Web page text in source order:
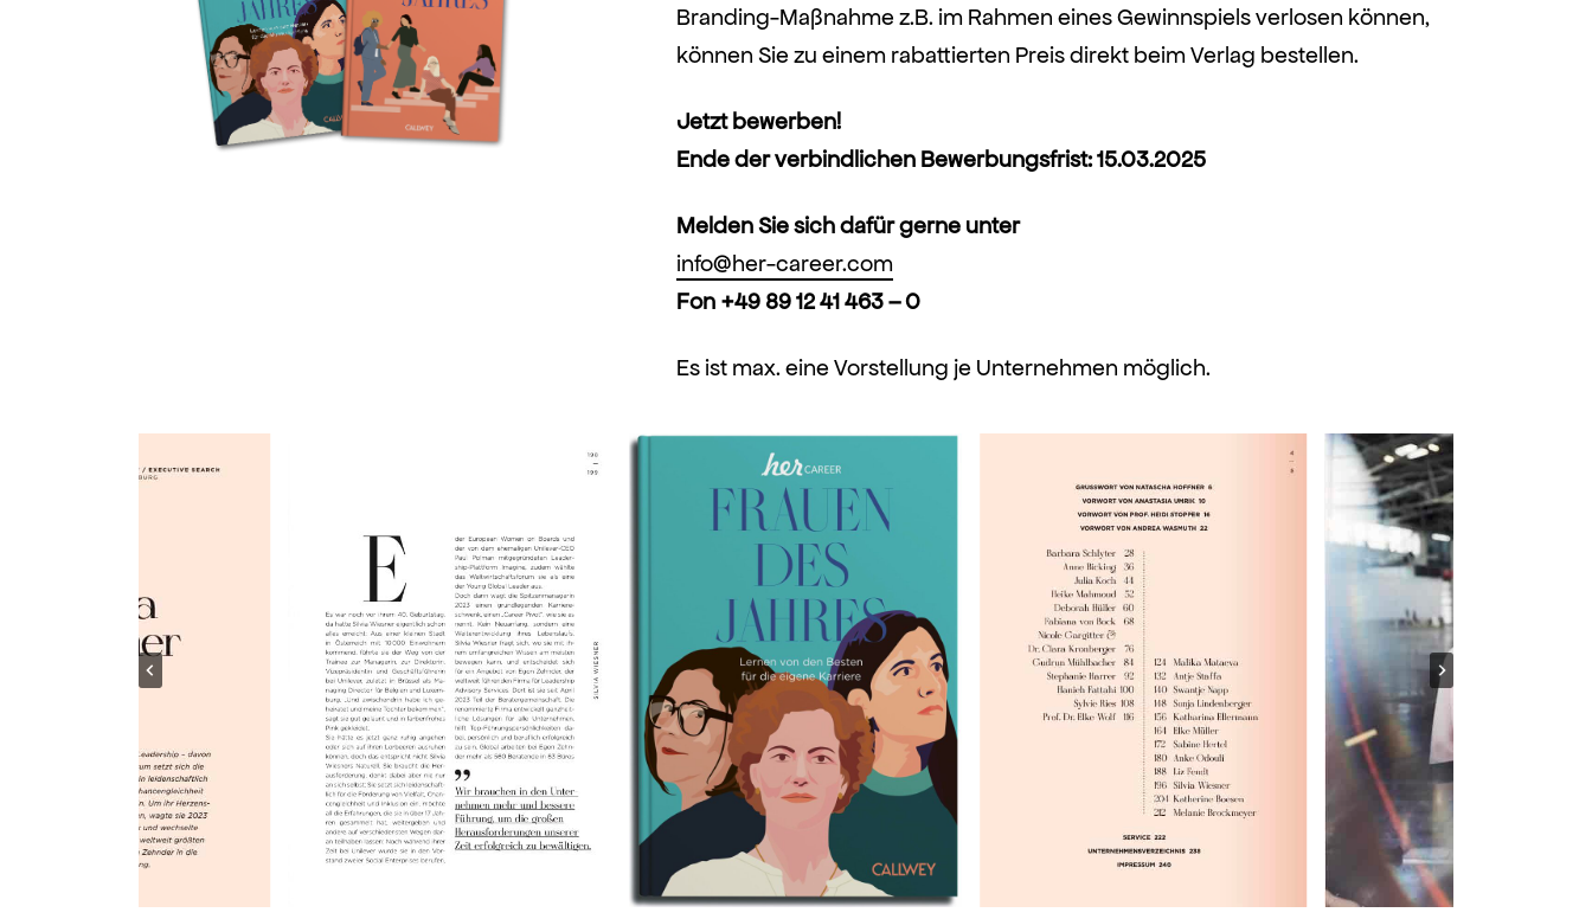
Branding-Maßnahme z.B. im Rahmen eines Gewinnspiels verlosen können,
können Sie zu einem rabattierten Preis direkt beim Verlag bestellen.
Jetzt bewerben!
Ende der verbindlichen Bewerbungsfrist: 15.03.2025
Melden Sie sich dafür gerne unter
info@her-career.com
Fon +49 89 12 41 463 – 0
Es ist max. eine Vorstellung je Unternehmen möglich.